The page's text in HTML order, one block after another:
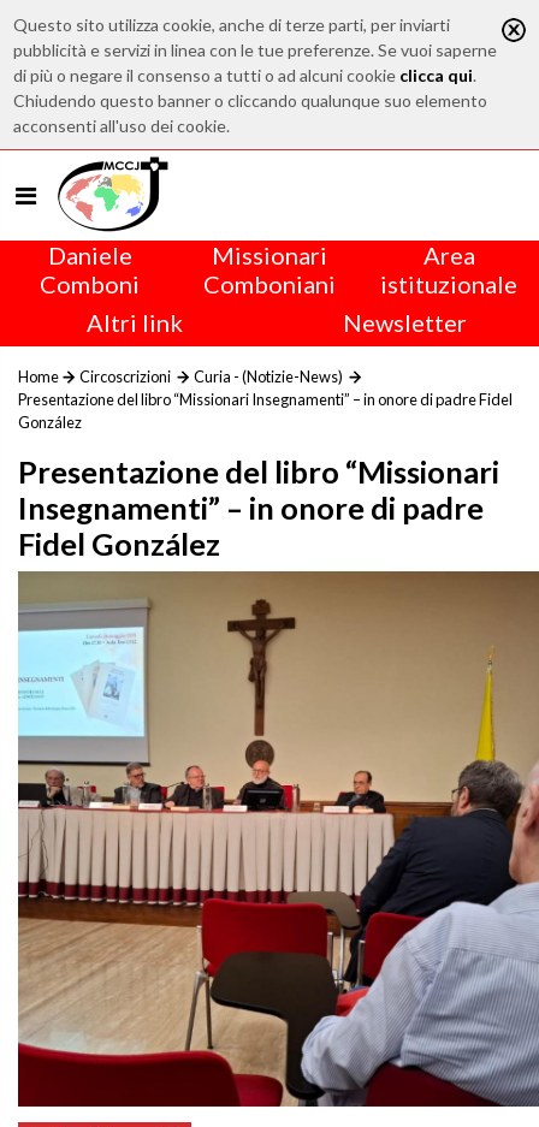
Questo sito utilizza cookie, anche di terze parti, per inviarti
pubblicità e servizi in linea con le tue preferenze. Se vuoi saperne
di più o negare il consenso a tutti o ad alcuni cookie clicca qui.
Chiudendo questo banner o cliccando qualunque suo elemento
acconsenti all'uso dei cookie.
Daniele
Comboni
Missionari
Comboniani
Area
istituzionale
Altri link
Newsletter
Home Circoscrizioni
Curia - (Notizie-News)
Presentazione del libro “Missionari Insegnamenti” – in onore di padre Fidel
González
Presentazione del libro “Missionari
Insegnamenti” – in onore di padre
Fidel González